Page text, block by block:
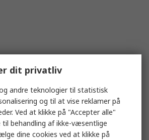
dit privatliv
andre teknologier til statistisk
og til at vise reklamer på
Ved at klikke på "Accepter alle"
til behandling af ikke-væsentlige
dine cookies ved at klikke på